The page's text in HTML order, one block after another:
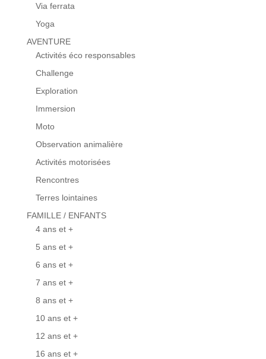
Via ferrata
Yoga
AVENTURE
Activités éco responsables
Challenge
Exploration
Immersion
Moto
Observation animalière
Activités motorisées
Rencontres
Terres lointaines
FAMILLE / ENFANTS
4 ans et +
5 ans et +
6 ans et +
7 ans et +
8 ans et +
10 ans et +
12 ans et +
16 ans et +